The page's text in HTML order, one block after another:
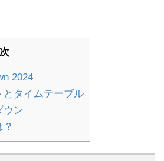
2024
とタイムテーブル
ウン